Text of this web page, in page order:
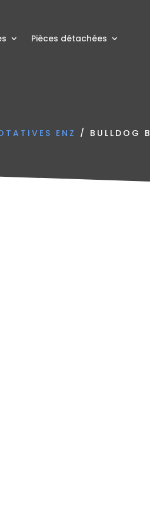
Pièces détachées
ENZ / BULLDOG